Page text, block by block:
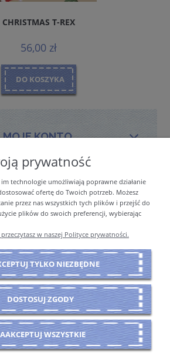
CHRISTMAS T-REX
56,00 zł
DO KOSZYKA
MOJE KONTO
I DOSTAWA
INFORMACJE
O NAS
PEŁNĄ WERSJĘ STRONY
internetowy Shoper Premium
prywatność
technologie umożliwiają poprawne działanie
ofertę do Twoich potrzeb. Możesz
przez nas wszystkich tych plików i przejść do
plików do swoich preferencji, wybierając
w naszej Polityce prywatności.
TYLKO NIEZBĘDNE
DOSTOSUJ ZGODY
WSZYSTKIE